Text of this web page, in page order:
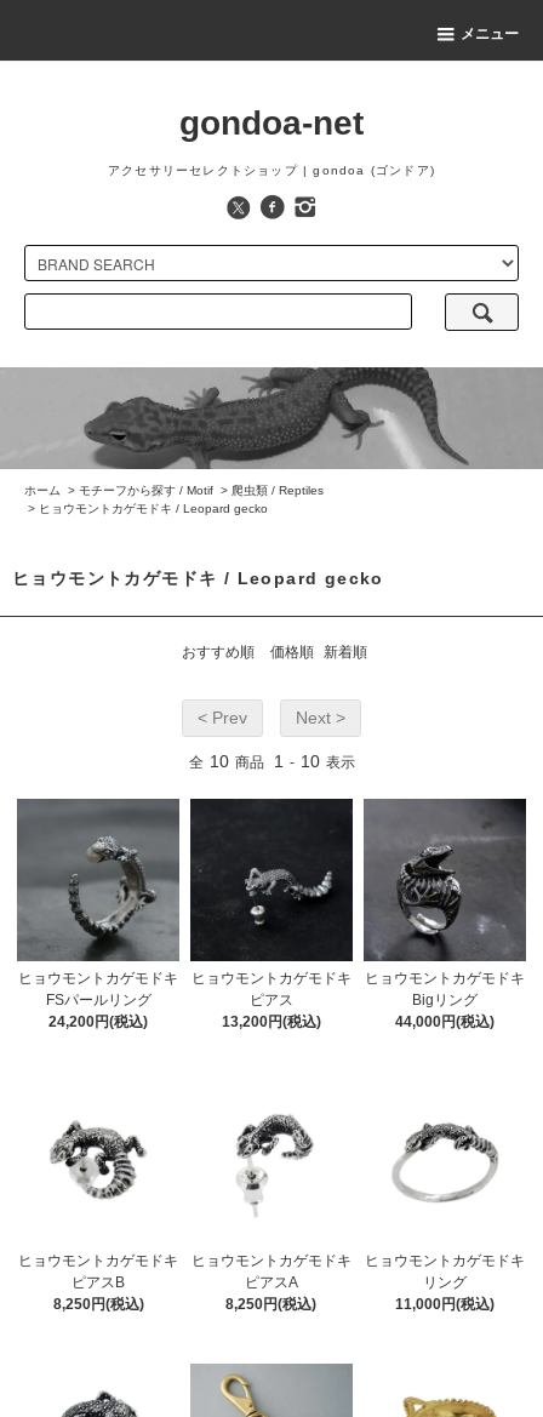
メニュー
gondoa-net
アクセサリーセレクトショップ | gondoa (ゴンドア)
ホーム > モチーフから探す / Motif > 爬虫類 / Reptiles
> ヒョウモントカゲモドキ / Leopard gecko
ヒョウモントカゲモドキ / Leopard gecko
おすすめ順 価格順 新着順
< Prev Next >
全 10 商品 1 - 10 表示
ヒョウモントカゲモドキ
FSパールリング
24,200円(税込)
ヒョウモントカゲモドキ
ピアス
13,200円(税込)
ヒョウモントカゲモドキ
Bigリング
44,000円(税込)
ヒョウモントカゲモドキ
ピアスB
8,250円(税込)
ヒョウモントカゲモドキ
ピアスA
8,250円(税込)
ヒョウモントカゲモドキ
リング
11,000円(税込)